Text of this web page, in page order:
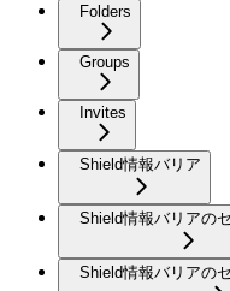
Folders
Groups
Invites
Shield情報バリア
Shield情報バリアの
Shield情報バリアの